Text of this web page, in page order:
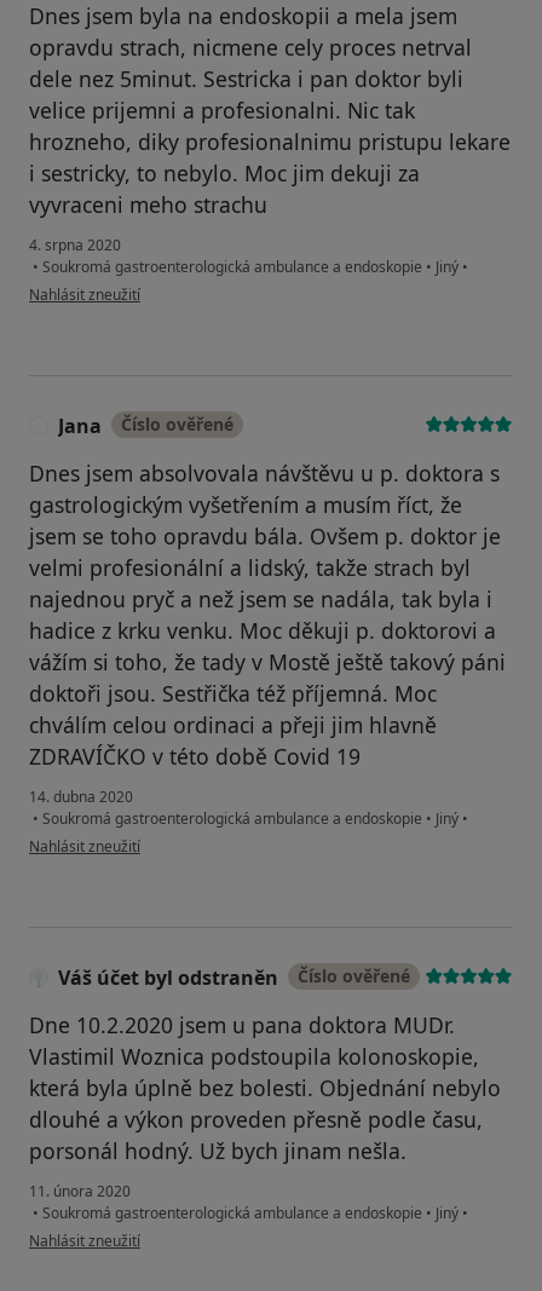
Dnes jsem byla na endoskopii a mela jsem
opravdu strach, nicmene cely proces netrval
dele nez 5minut. Sestricka i pan doktor byli
velice prijemni a profesionalni. Nic tak
hrozneho, diky profesionalnimu pristupu lekare
i sestricky, to nebylo. Moc jim dekuji za
vyvraceni meho strachu
4. srpna 2020
• Soukromá gastroenterologická ambulance a endoskopie • Jiný •
podle názoru uživatele L. Š.
Nahlásit zneužití
Jana Číslo ověřené
Dnes jsem absolvovala návštěvu u p. doktora s
gastrologickým vyšetřením a musím říct, že
jsem se toho opravdu bála. Ovšem p. doktor je
velmi profesionální a lidský, takže strach byl
najednou pryč a než jsem se nadála, tak byla i
hadice z krku venku. Moc děkuji p. doktorovi a
vážím si toho, že tady v Mostě ještě takový páni
doktoři jsou. Sestřička též příjemná. Moc
chválím celou ordinaci a přeji jim hlavně
ZDRAVÍČKO v této době Covid 19
14. dubna 2020
• Soukromá gastroenterologická ambulance a endoskopie • Jiný •
podle názoru uživatele Jana
Nahlásit zneužití
Váš účet byl odstraněn Číslo ověřené
Dne 10.2.2020 jsem u pana doktora MUDr.
Vlastimil Woznica podstoupila kolonoskopie,
která byla úplně bez bolesti. Objednání nebylo
dlouhé a výkon proveden přesně podle času,
porsonál hodný. Už bych jinam nešla.
11. února 2020
• Soukromá gastroenterologická ambulance a endoskopie • Jiný •
podle názoru uživatele Váš účet byl odstraněn
Nahlásit zneužití